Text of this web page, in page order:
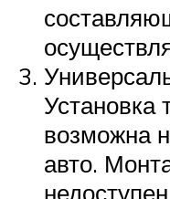
Установка
возможна
авто.